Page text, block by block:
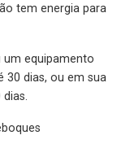
tem energia para
um equipamento
30 dias, ou em sua